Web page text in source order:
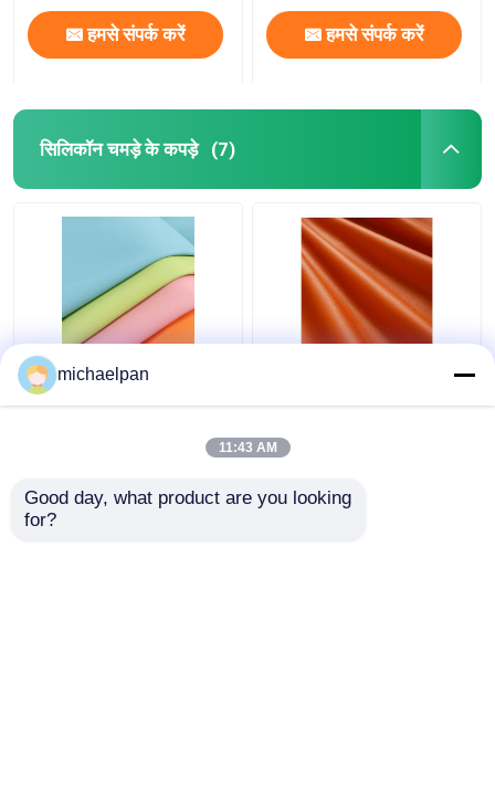
हमसे संपर्क करें हमसे संपर्क करें
सिलिकॉन चमड़े के कपड़े (7)
नरम सिलिकॉन चमड़े के कपड़े
विलायक मुक्त खरोंच प्रतिरोधी
michaelpan
11:43 AM
Good day, what product are you looking
for?